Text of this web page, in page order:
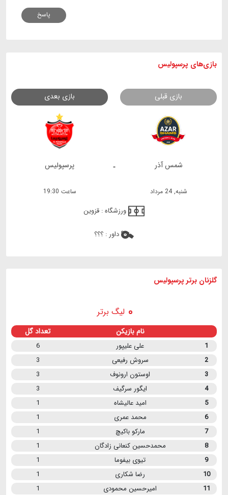
پاسخ
بازی های پرسپولیس
بازی قبلی بازی بعدی
- شمس آذر پرسپولیس
شنبه, 24 مرداد ساعت 19:30
ورزشگاه : قزوین
داور : ؟؟؟
گلزنان برتر پرسپولیس
لیگ برتر
نام بازیکن تعداد گل
1 علی علیپور
6
2
سروش رفیعی
3
3
اوستون ارونوف
3
4
ایگور سرگیف
3
5
امید عالیشاه
1
6
محمد عمری
1
7
مارکو باکیچ
1
8
محمدحسین کنعانی زادگان
1
9
تیوی بیفوما
1
10
رضا شکاری
1
11
امیرحسین محمودی 1